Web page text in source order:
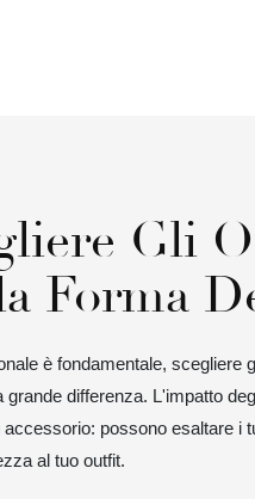
Gli
Forma
è fondamentale, scegliere
differenza. L'impatto
possono esaltare i
al tuo outfit.